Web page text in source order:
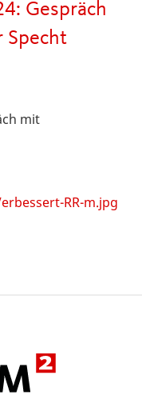
Gespräch
Specht
mit
RR-m.jpg